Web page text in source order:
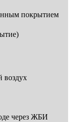
покрытием
воздух
через ЖБИ